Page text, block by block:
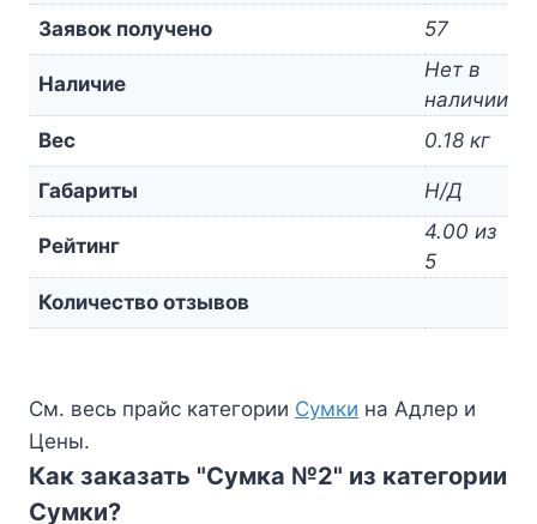
Заявок получено 57
Наличие
Нет в
наличии
Вес
0.18 кг
Габариты Н/Д
Рейтинг
4.00 из
5
Количество отзывов
См. весь прайс категории Сумки на Адлер и
Цены.
Как заказать "Сумка №2" из категории
Сумки?